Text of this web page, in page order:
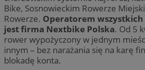
Bike, Sosnowieckim Rowerze
Rowerze. Operatorem
jest firma Nextbike Polska. Od 5
rower wypożyczony w jednym
innym – bez narażania się na karę
blokadę konta.